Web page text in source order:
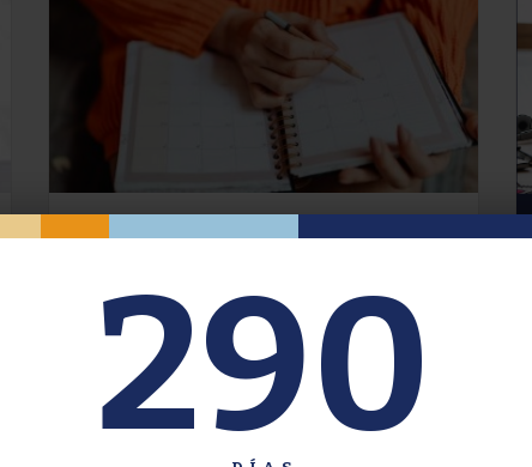
290
Oferta de Grado. Segundo
Inscripción del 30 de julio al 4 de agosto a
través del Sistema Académico